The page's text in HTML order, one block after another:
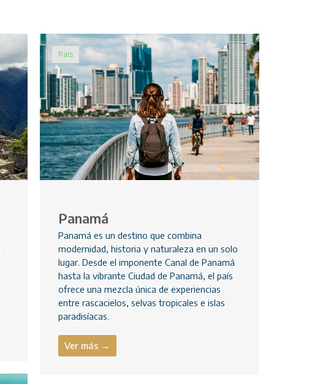
Pais
Panamá
Panamá es un destino que combina
modernidad, historia y naturaleza en un solo
lugar. Desde el imponente Canal de Panamá
hasta la vibrante Ciudad de Panamá, el país
ofrece una mezcla única de experiencias
entre rascacielos, selvas tropicales e islas
paradisíacas.
Ver más →